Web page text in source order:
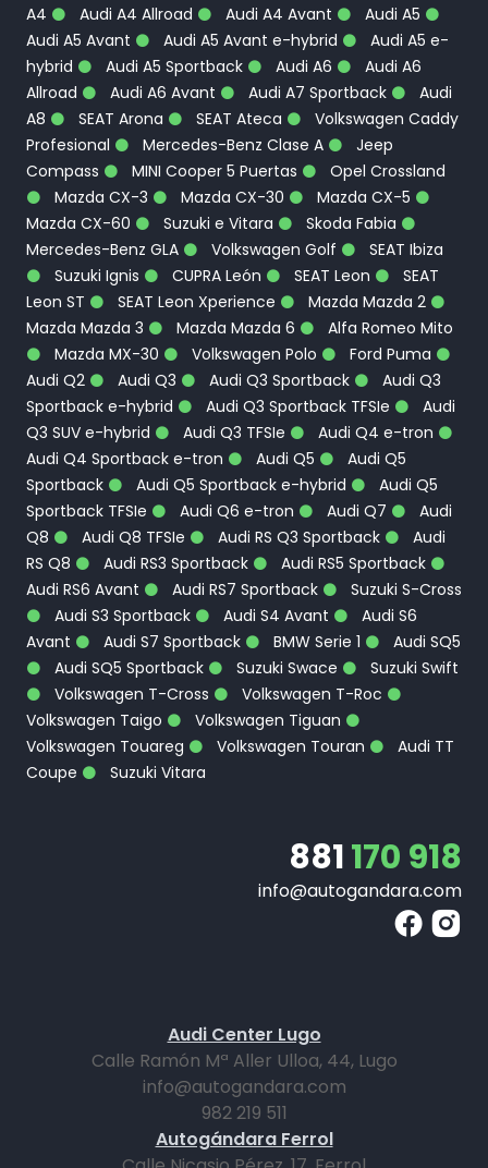
A4
Audi A4 Allroad Audi A4 Avant
Audi A5
Audi A5 Avant
Audi A5 Avant e-hybrid
Audi A5 e-
hybrid
Audi A5 Sportback Audi A6
Audi A6
Allroad
Audi A6 Avant Audi A7 Sportback
Audi
A8
SEAT Arona SEAT Ateca
Volkswagen Caddy
Profesional
Mercedes-Benz Clase A
Jeep
Compass
MINI Cooper 5 Puertas
Opel Crossland
Mazda CX-3
Mazda CX-30
Mazda CX-5
Mazda CX-60
Suzuki e Vitara
Skoda Fabia
Mercedes-Benz GLA
Volkswagen Golf
SEAT Ibiza
Suzuki Ignis
CUPRA León SEAT Leon
SEAT
Leon ST
SEAT Leon Xperience
Mazda Mazda 2
Mazda Mazda 3
Mazda Mazda 6
Alfa Romeo Mito
Mazda MX-30
Volkswagen Polo
Ford Puma
Audi Q2
Audi Q3 Audi Q3 Sportback
Audi Q3
Sportback e-hybrid
Audi Q3 Sportback TFSIe
Audi
Q3 SUV e-hybrid
Audi Q3 TFSIe
Audi Q4 e-tron
Audi Q4 Sportback e-tron
Audi Q5
Audi Q5
Sportback
Audi Q5 Sportback e-hybrid
Audi Q5
Sportback TFSIe
Audi Q6 e-tron Audi Q7
Audi
Q8
Audi Q8 TFSIe Audi RS Q3 Sportback
Audi
RS Q8
Audi RS3 Sportback
Audi RS5 Sportback
Audi RS6 Avant
Audi RS7 Sportback
Suzuki S-Cross
Audi S3 Sportback
Audi S4 Avant
Audi S6
Avant
Audi S7 Sportback BMW Serie 1
Audi SQ5
Audi SQ5 Sportback
Suzuki Swace
Suzuki Swift
Volkswagen T-Cross
Volkswagen T-Roc
Volkswagen Taigo
Volkswagen Tiguan
Volkswagen Touareg
Volkswagen Touran
Audi TT
Coupe
Suzuki Vitara
881170 918
info@autogandara.com
Audi Center Lugo
Calle Ramón Mª Aller Ulloa, 44, Lugo
info@autogandara.com
982 219 511
Autogándara Ferrol